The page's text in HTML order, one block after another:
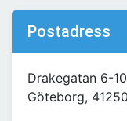
Postadress
Drakegatan 6-10
Göteborg, 41250